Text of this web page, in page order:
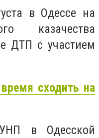
в Одессе на
казачества
ДТП с участием
сходить на
в Одесской